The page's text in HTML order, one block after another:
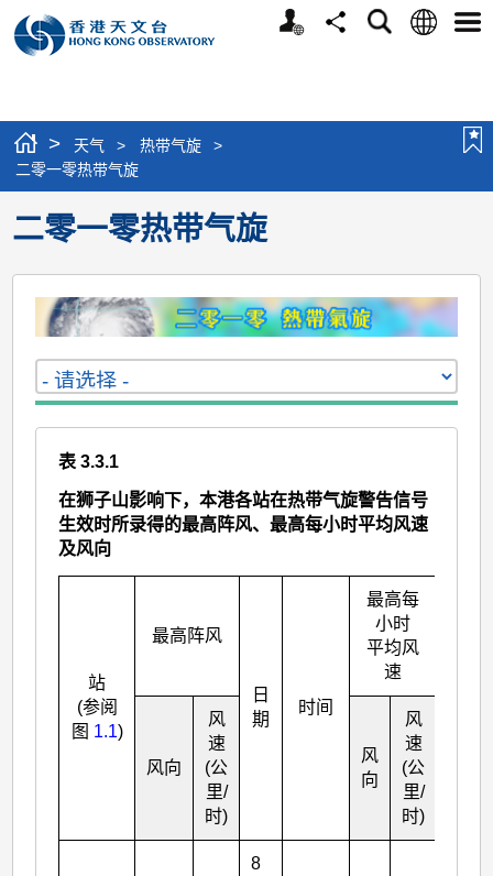
个
分
搜
语
选
> 天气 > 热带气旋
>
二零一零热带气旋
二零一零热带气旋
表 3.3.1
在狮子山影响下，本港各站在热带气旋警告信号
生效时所录得的最高阵风、最高每小时平均风速
及风向
站
(参阅
图 1.1)
最高阵风
日
期
时间
最高每
小时
平均风
速
风向
风
速
(公
里/
时)
风
向
风
速
(公
里/
时)
8